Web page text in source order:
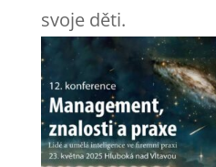
svoje děti.